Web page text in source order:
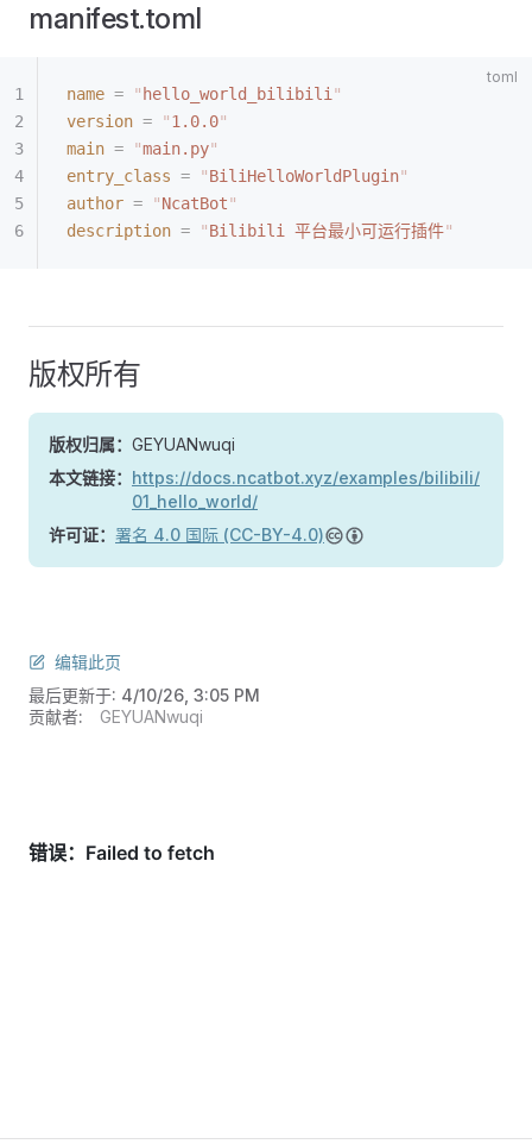
manifest.toml
name = " hello_world_bilibili "
version = "1.0.0"
main = "main.py"
entry_class = "BiliHelloWorldPlugin"
author = "NcatBot"
description = "Bilibili 平台最小可运行插件"
版权所有
版权归属： GEYUANwuqi
本文链接： https://docs.ncatbot.xyz/examples/bilibili/
01_hello_world/
许可证： 署名 4.0 国际 (CC-BY-4.0)
编辑此页
最后更新于: 4/10/26, 3:05 PM
贡献者:
GEYUANwuqi